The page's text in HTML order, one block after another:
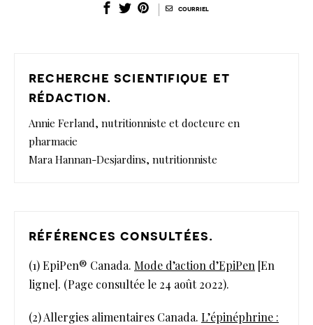
courriel
recherche scientifique et
rédaction.
Annie Ferland, nutritionniste et docteure en
pharmacie
Mara Hannan-Desjardins, nutritionniste
références consultées.
(1) EpiPen® Canada. Mode d’action d’EpiPen [En
ligne]. (Page consultée le 24 août 2022).
(2) Allergies alimentaires Canada. L’épinéphrine :